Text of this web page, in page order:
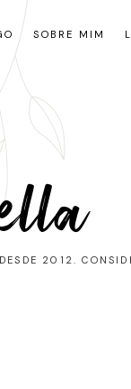
SOBRE MIM
2012.